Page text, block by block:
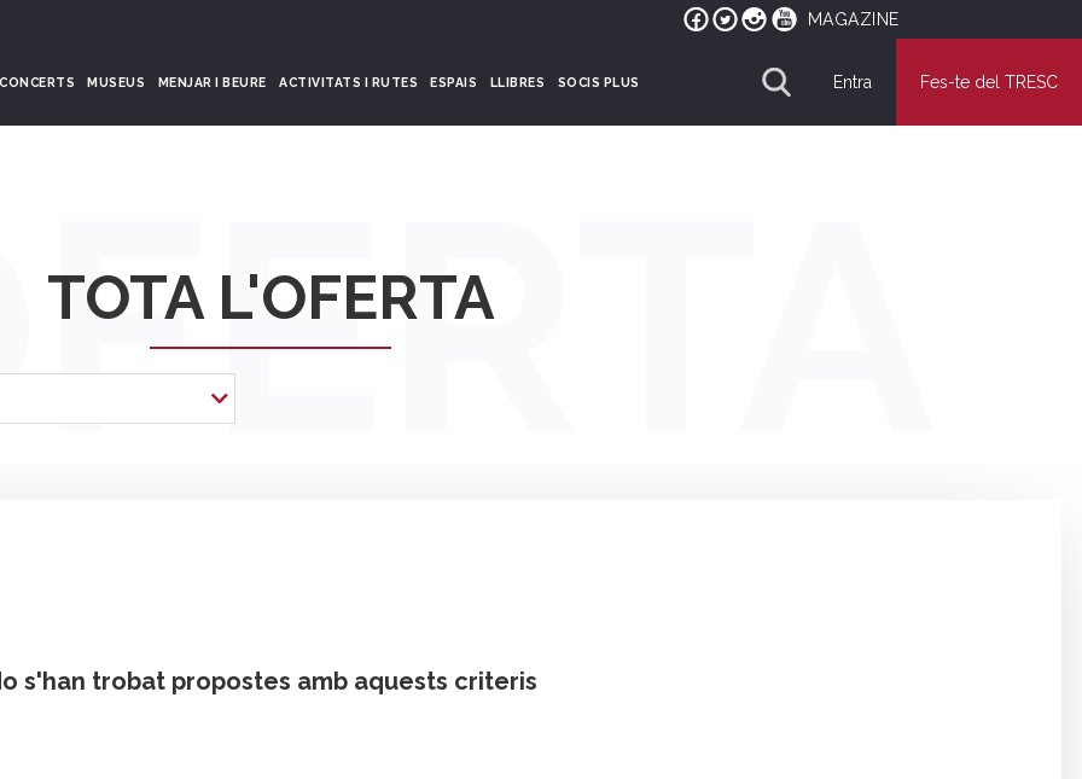
MAGAZINE
CONCERTS MUSEUS MENJAR I BEURE ACTIVITATS I RUTES ESPAIS LLIBRES SOCIS PLUS Entra Fes-te del TRESC
TOTA L'OFERTA
s'han trobat propostes amb aquests criteris